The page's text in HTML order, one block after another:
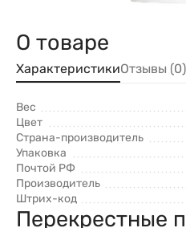
О товаре
ХарактеристикиОтзывы (0)
Вес
Цвет
Страна-производитель
Упаковка
Почтой РФ
Производитель
Штрих-код
Перекрестные